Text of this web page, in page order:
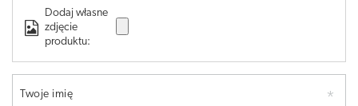
Dodaj własne
zdjęcie
produktu:
Twoje imię